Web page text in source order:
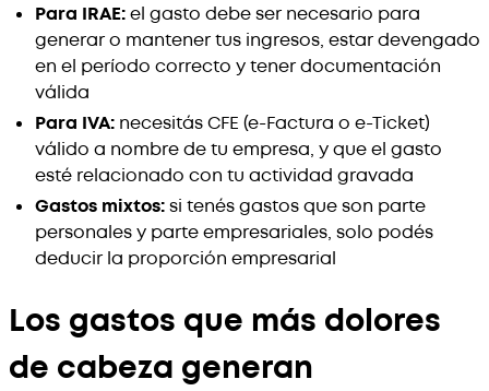
Para IRAE:el gasto debe ser necesario para
generar o mantener tus ingresos, estar devengado
en el período correcto y tener documentación
válida
Para IVA: necesitás CFE (e-Factura o e-Ticket)
válido a nombre de tu empresa, y que el gasto
esté relacionado con tu actividad gravada
Gastos mixtos:si tenés gastos que son parte
personales y parte empresariales, solo podés
deducir la proporción empresarial
Los gastos que más dolores
de cabeza generan